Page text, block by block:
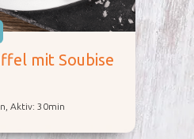
mit Soubise
Aktiv: 30min